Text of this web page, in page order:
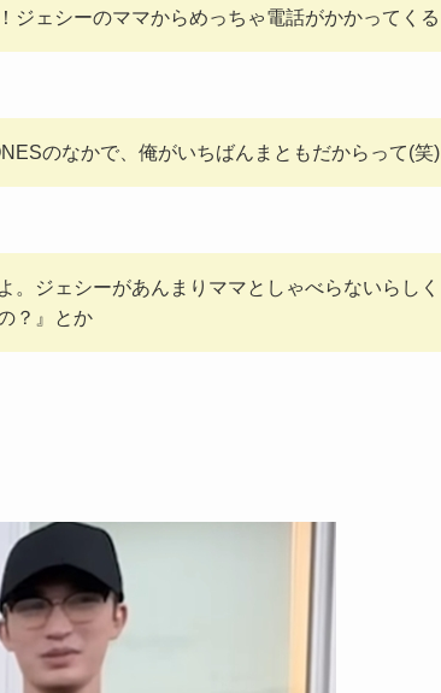
ジェシーのママからめっちゃ電話がかかってくる
のなかで、俺がいちばんまともだからって(笑)
。ジェシーがあんまりママとしゃべらないらしく
？』とか